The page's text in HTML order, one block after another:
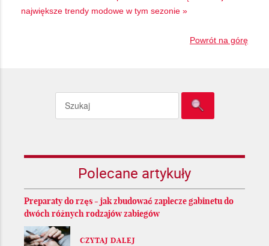
największe trendy modowe w tym sezonie »
Powrót na górę
Polecane artykuły
Preparaty do rzęs - jak zbudować zaplecze gabinetu do
dwóch różnych rodzajów zabiegów
CZYTAJ DALEJ